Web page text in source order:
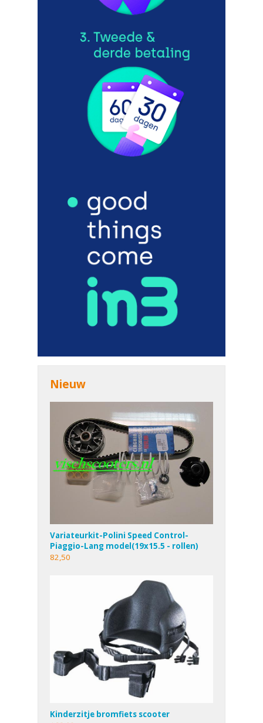
Nieuw
Variateurkit-Polini Speed Control-
Piaggio-Lang model(19x15.5 - rollen)
82,50
Kinderzitje bromfiets scooter